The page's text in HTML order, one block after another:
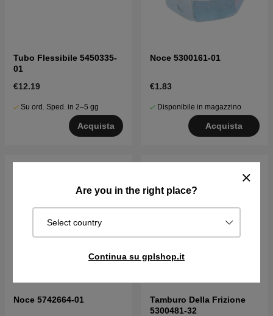
Are you in the right place?
Select country
Continua su gplshop.it
Tubo Flessibile 5450335-
01
€12.19
Su ord. Sped. in 2–5 gg
Acquista
Noce 5300161-01
€1.83
Disponibile in magazzino
Acquista
Noce 5742664-01
Tamburo Della Frizione
5300481-32